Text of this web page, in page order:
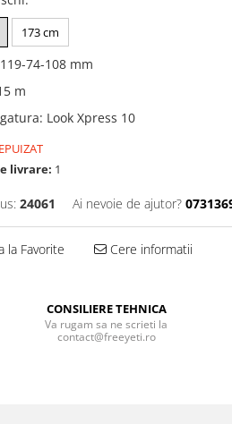
173 cm
119-74-108 mm
m
: Look Xpress 10
livrare: 1
24061 Ai nevoie de ajutor?
la Favorite Cere informatii
CONSILIERE TEHNICA
Va rugam sa ne scrieti la
contact@freeyeti.ro